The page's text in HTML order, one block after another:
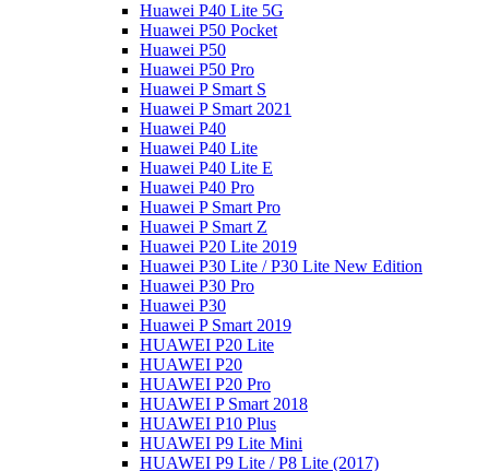
Huawei P40 Lite 5G
Huawei P50 Pocket
Huawei P50
Huawei P50 Pro
Huawei P Smart S
Huawei P Smart 2021
Huawei P40
Huawei P40 Lite
Huawei P40 Lite E
Huawei P40 Pro
Huawei P Smart Pro
Huawei P Smart Z
Huawei P20 Lite 2019
Huawei P30 Lite / P30 Lite New Edition
Huawei P30 Pro
Huawei P30
Huawei P Smart 2019
HUAWEI P20 Lite
HUAWEI P20
HUAWEI P20 Pro
HUAWEI P Smart 2018
HUAWEI P10 Plus
HUAWEI P9 Lite Mini
HUAWEI P9 Lite / P8 Lite (2017)